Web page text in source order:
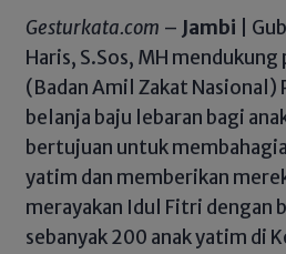
Gesturkata.com – Jambi |
Haris, S.Sos, MH
(Badan Amil Zakat Nasional)
belanja baju lebaran bagi
bertujuan untuk
yatim dan memberikan
merayakan Idul Fitri dengan
sebanyak 200 anak yatim di